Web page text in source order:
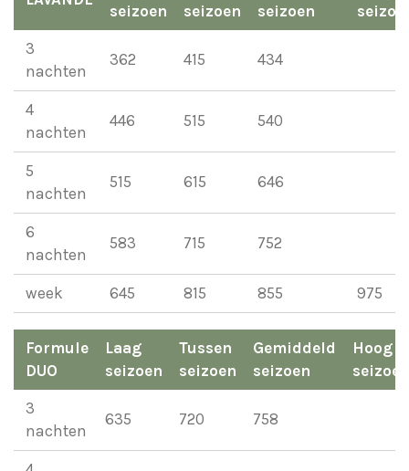
seizoen
seizoen
seizoen
3
nachten
362 415 434
4
nachten
446 515 540
5
nachten
515 615 646
6
nachten
583 715 752
week 645 815 855 975
Formule
DUO
Laag
seizoen
Tussen
seizoen
Gemiddeld
seizoen
Hoog
seizoen
3
nachten
635 720 758